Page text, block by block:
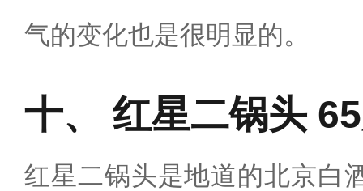
气的变化也是很明显的。
红星二锅头
红星二锅头是地道的北京白